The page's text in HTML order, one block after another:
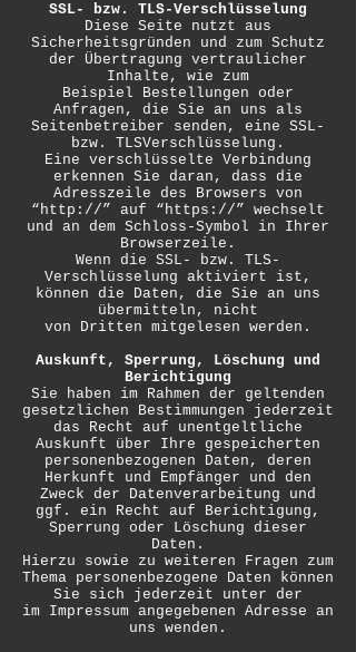
SSL- bzw. TLS-Verschlüsselung
Diese Seite nutzt aus
Sicherheitsgründen und zum Schutz
der Übertragung vertraulicher
Inhalte, wie zum
Beispiel Bestellungen oder
Anfragen, die Sie an uns als
Seitenbetreiber senden, eine SSL-
bzw. TLSVerschlüsselung.
Eine verschlüsselte Verbindung
erkennen Sie daran, dass die
Adresszeile des Browsers von
“http://” auf “https://” wechselt
und an dem Schloss-Symbol in Ihrer
Browserzeile.
Wenn die SSL- bzw. TLS-
Verschlüsselung aktiviert ist,
können die Daten, die Sie an uns
übermitteln, nicht
von Dritten mitgelesen werden.
Auskunft, Sperrung, Löschung und
Berichtigung
Sie haben im Rahmen der geltenden
gesetzlichen Bestimmungen jederzeit
das Recht auf unentgeltliche
Auskunft über Ihre gespeicherten
personenbezogenen Daten, deren
Herkunft und Empfänger und den
Zweck der Datenverarbeitung und
ggf. ein Recht auf Berichtigung,
Sperrung oder Löschung dieser
Daten.
Hierzu sowie zu weiteren Fragen zum
Thema personenbezogene Daten können
Sie sich jederzeit unter der
im Impressum angegebenen Adresse an
uns wenden.